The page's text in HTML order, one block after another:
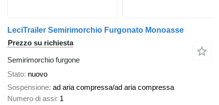
LeciTrailer Semirimorchio Furgonato Monoasse
Prezzo su richiesta
Semirimorchio furgone
Stato nuovo
Sospensione ad aria compressa/ad aria compressa
Numero di assi 1